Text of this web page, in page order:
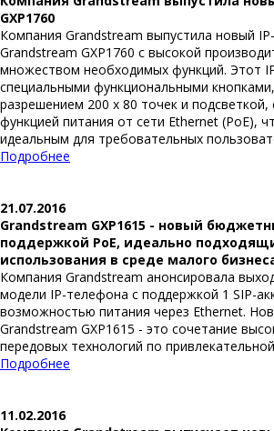
GXP1760
Компания Grandstream выпустила новый
Grandstream GXP1760 с высокой
множеством необходимых функций. Этот
специальными функциональными
разрешением 200 x 80 точек и подсветкой,
функцией питания от сети Ethernet (PoE),
идеальным для требовательных
Подробнее
21.07.2016
Grandstream GXP1615 - новый
поддержкой PoE, идеально
использования в среде малого
Компания Grandstream анонсировала
модели IP-телефона с поддержкой 1 SIP-
возможностью питания через Ethernet.
Grandstream GXP1615 - это сочетание
передовых технологий по
Подробнее
11.02.2016